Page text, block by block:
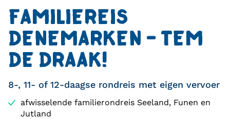
FAMILIEREIS
DENEMARKEN - TEM
DE DRAAK!
8-, 11- of 12-daagse rondreis met eigen vervoer
afwisselende familierondreis Seeland, Funen en
Jutland